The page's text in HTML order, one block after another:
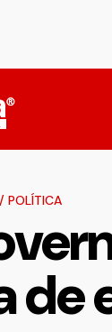
/ POLÍTICA
de